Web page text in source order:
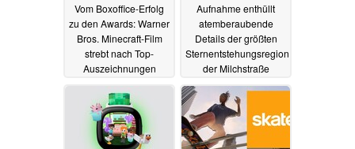
Vom Boxoffice-Erfolg
zu den Awards: Warner
Bros. Minecraft-Film
strebt nach Top-
Auszeichnungen
28.10.2025
Aufnahme enthüllt
atemberaubende
Details der größten
Sternentstehungsregion
der Milchstraße
04.10.2025